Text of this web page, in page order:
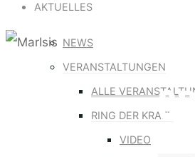
AKTUELLES
NEWS
VERANSTALTUNGEN
ALLE
RING DER KRAFT
VIDEO